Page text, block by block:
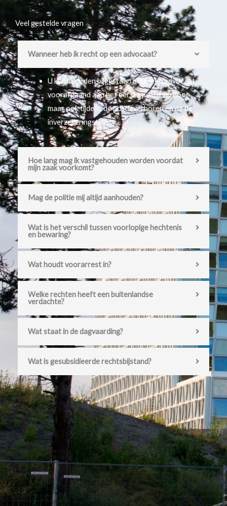
Veel gestelde vragen
Wanneer heb ik recht op een advocaat?
U kunt worden bijgestaan door een advocaat
voorafgaand aan het eerste politieverhoor
maar ook tijdens de politieverhoren en na de
inverzekeringstelling.
Hoe lang mag ik vastgehouden worden voordat
mijn zaak voorkomt?
Mag de politie mij altijd aanhouden?
Wat is het verschil tussen voorlopige hechtenis
en bewaring?
Wat houdt voorarrest in?
Welke rechten heeft een buitenlandse
verdachte?
Wat staat in de dagvaarding?
Wat is gesubsidieerde rechtsbijstand?